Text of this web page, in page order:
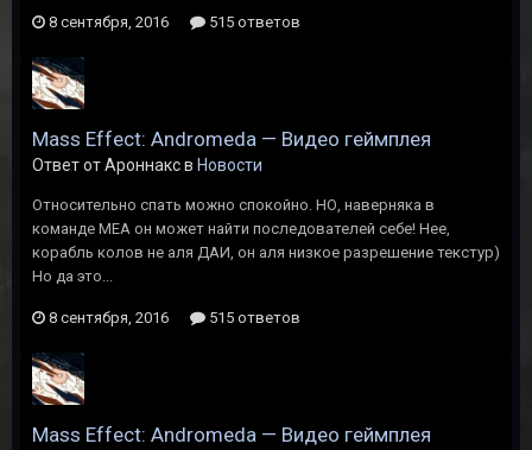
8 сентября, 2016 515 ответов
Mass Effect: Andromeda — Видео геймплея
Ответ от Ароннакс в Новости
Относительно спать можно спокойно. НО, наверняка в
команде МЕА он может найти последователей себе! Нее,
корабль колов не аля ДАИ, он аля низкое разрешение текстур)
Но да это...
8 сентября, 2016 515 ответов
Mass Effect: Andromeda — Видео геймплея